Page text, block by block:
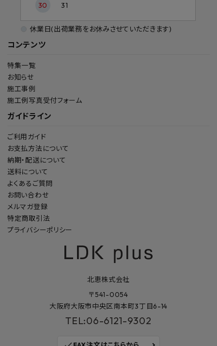
コンテンツ
特集一覧
お知らせ
施工事例
施工例写真受付フォーム
ガイドライン
ご利用ガイド
お支払方法について
納期・配送について
送料について
よくあるご質問
お問い合わせ
メルマガ登録
特定商取引法
プライバシーポリシー
30 31
休業日(出荷業務をお休みさせていただきます)
北恵株式会社
〒541-0054
大阪府大阪市中央区南本町3丁目6-14
TEL:06-6121-9302